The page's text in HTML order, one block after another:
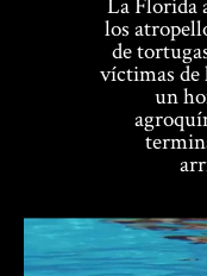
La Florida
los
de
víctimas de
un